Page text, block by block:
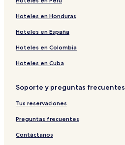
Hoteles en Honduras
Hoteles en España
Hoteles en Colombia
Hoteles en Cuba
Soporte y preguntas frecuentes
Tus reservaciones
Preguntas frecuentes
Contáctanos